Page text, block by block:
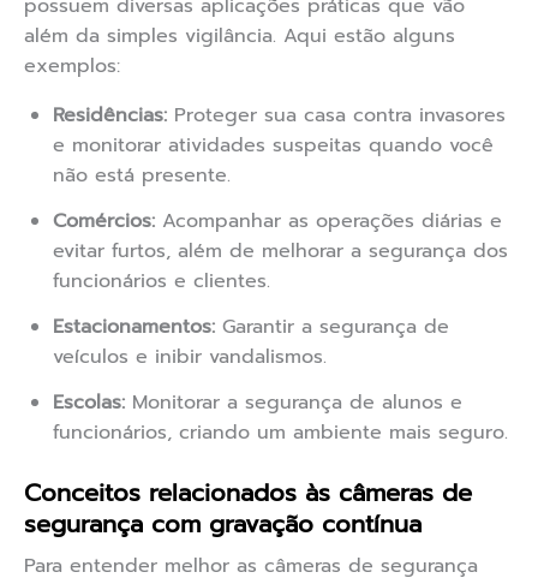
possuem diversas aplicações práticas que vão
além da simples vigilância. Aqui estão alguns
exemplos:
Residências: Proteger sua casa contra invasores
e monitorar atividades suspeitas quando você
não está presente.
Comércios: Acompanhar as operações diárias e
evitar furtos, além de melhorar a segurança dos
funcionários e clientes.
Estacionamentos: Garantir a segurança de
veículos e inibir vandalismos.
Escolas: Monitorar a segurança de alunos e
funcionários, criando um ambiente mais seguro.
Conceitos relacionados às câmeras de
segurança com gravação contínua
Para entender melhor as câmeras de segurança